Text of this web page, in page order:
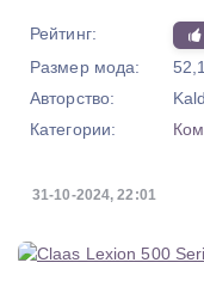
Рейтинг:
Размер мода:
Авторство:
Категории:
31-10-2024, 22:01